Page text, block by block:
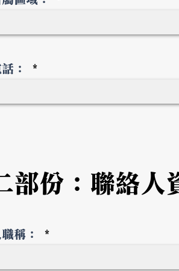
：
部份：聯絡人
稱：